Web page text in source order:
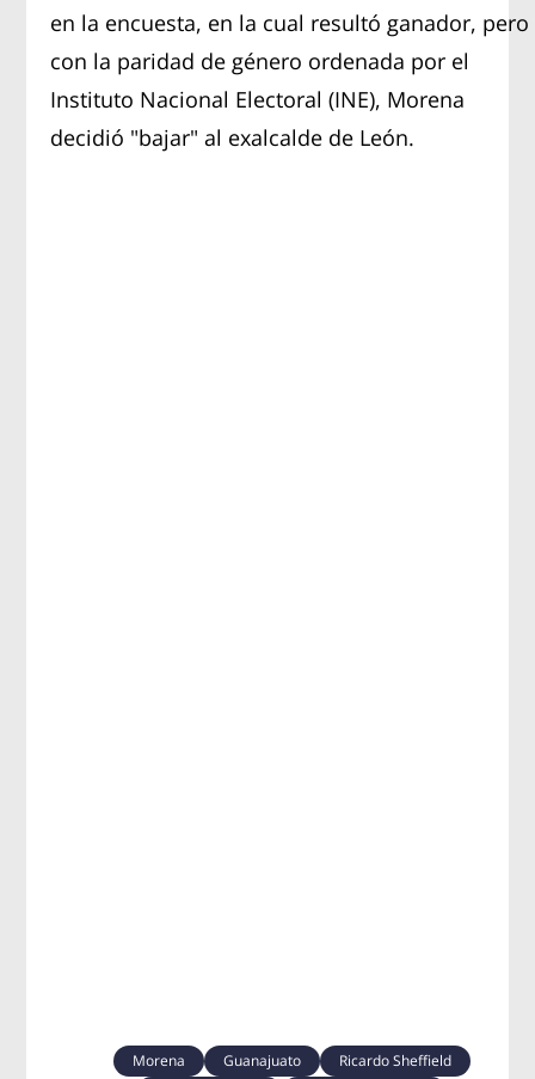
en la encuesta, en la cual resultó ganador, pero
con la paridad de género ordenada por el
Instituto Nacional Electoral (INE), Morena
decidió "bajar" al exalcalde de León.
Morena Guanajuato
Ricardo Sheffield